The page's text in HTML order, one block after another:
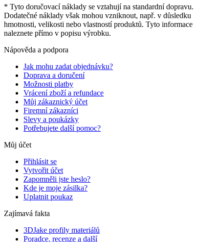
* Tyto doručovací náklady se vztahují na standardní dopravu.
Dodatečné náklady však mohou vzniknout, např. v důsledku
hmotnosti, velikosti nebo vlastností produktů. Tyto informace
naleznete přímo v popisu výrobku.
Nápověda a podpora
Jak mohu zadat objednávku?
Doprava a doručení
Možnosti platby
Vrácení zboží a refundace
Můj zákaznický účet
Firemní zákazníci
Slevy a poukázky
Potřebujete další pomoc?
Můj účet
Přihlásit se
Vytvořit účet
Zapomněli jste heslo?
Kde je moje zásilka?
Uplatnit poukaz
Zajímavá fakta
3DJake profily materiálů
Poradce, recenze a další